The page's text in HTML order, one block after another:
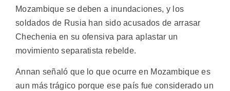
Mozambique se deben a inundaciones, y los
soldados de Rusia han sido acusados de arrasar
Chechenia en su ofensiva para aplastar un
movimiento separatista rebelde.
Annan señaló que lo que ocurre en Mozambique es
aun más trágico porque ese país fue considerado un